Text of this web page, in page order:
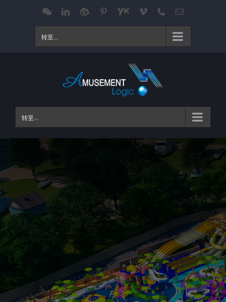
WeChatLinkedIn
Weibo Pinterest
Youku Vimeo Phone电
转至...
转至...